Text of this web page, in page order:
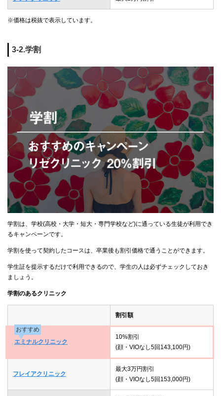
※価格は税抜で表示しています。
3-2.学割
学割は、学校(高校・大学・短大・専門学校など)に通っている生徒が利用でき
るキャンペーンです。
学割を使って契約したコースは、卒業後も割引価格で通うことができます。
学生証を提示するだけで利用できるので、学生の人は必ずチェックしておき
ましょう。
学割のあるクリニック
割引額
おすすめ
エミナルクリニック
10%割引
(顔・VIOなし5回143,100円)
フレイアクリニック
最大3万円割引
(顔・VIOなし5回153,000円)